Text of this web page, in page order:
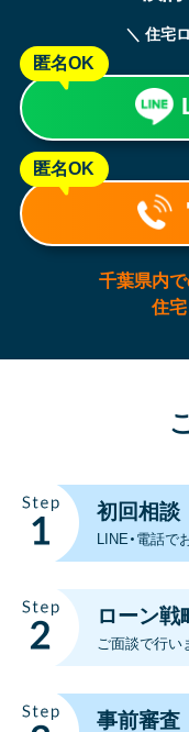
＼ 住宅
匿名OK
匿名OK
千葉県内で
住
初回相談
LINE・電話で
ローン戦
ご面談で行
事前審査